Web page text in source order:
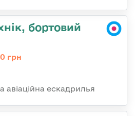
бортовий
грн
авіаційна ескадрилья